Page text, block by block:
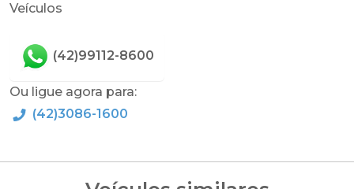
Veículos
(42)99112-8600
Ou ligue agora para:
(42)3086-1600